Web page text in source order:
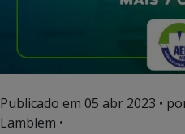
Publicado em 05 abr 2023 •
Lamblem •